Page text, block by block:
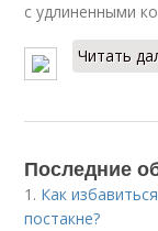
с удлиненными
Читать
Последние
1. Как
постакне?